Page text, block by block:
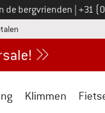
de bergvrienden Bel
+31
vind de
Klimmen